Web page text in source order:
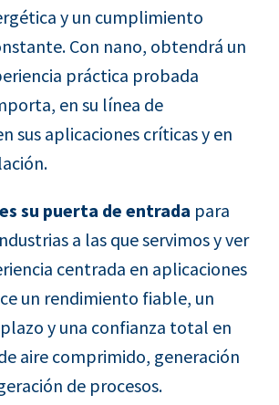
y un cumplimiento
Con nano, obtendrá un
práctica probada
en su línea de
sus aplicaciones críticas y en
su puerta de entrada para
a las que servimos y ver
centrada en aplicaciones
un rendimiento fiable, un
y una confianza total en
aire comprimido, generación
de procesos.